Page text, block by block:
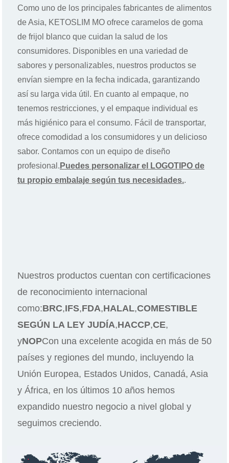
Como uno de los principales fabricantes de alimentos
de Asia, KETOSLIM MO ofrece caramelos de goma
de frijol blanco que cuidan la salud de los
consumidores. Disponibles en una variedad de
sabores y personalizables, nuestros productos se
envían siempre en la fecha indicada, garantizando
así su larga vida útil. En cuanto al empaque, no
tenemos restricciones, y el empaque individual es
más higiénico para el consumo. Fácil de transportar,
ofrece comodidad a los consumidores y un delicioso
sabor. Contamos con un equipo de diseño
profesional. Puedes personalizar el LOGOTIPO de
tu propio embalaje según tus necesidades..
Nuestros productos cuentan con certificaciones
de reconocimiento internacional
como:BRC,IFS,FDA,HALAL,COMESTIBLE
SEGÚN LA LEY JUDÍA,HACCP,CE,
yNOPCon una excelente acogida en más de 50
países y regiones del mundo, incluyendo la
Unión Europea, Estados Unidos, Canadá, Asia
y África, en los últimos 10 años hemos
expandido nuestro negocio a nivel global y
seguimos creciendo.